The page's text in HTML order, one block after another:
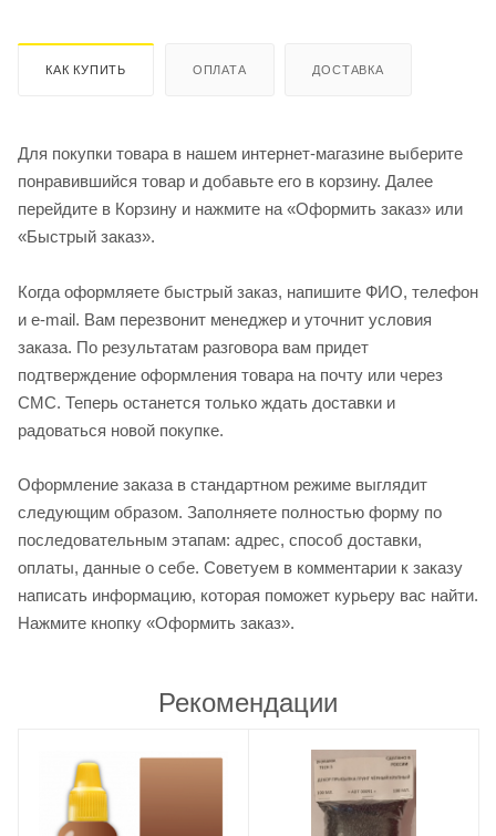
КАК КУПИТЬ ОПЛАТА ДОСТАВКА
Для покупки товара в нашем интернет-магазине выберите
понравившийся товар и добавьте его в корзину. Далее
перейдите в Корзину и нажмите на «Оформить заказ» или
«Быстрый заказ».
Когда оформляете быстрый заказ, напишите ФИО, телефон
и e-mail. Вам перезвонит менеджер и уточнит условия
заказа. По результатам разговора вам придет
подтверждение оформления товара на почту или через
СМС. Теперь останется только ждать доставки и
радоваться новой покупке.
Оформление заказа в стандартном режиме выглядит
следующим образом. Заполняете полностью форму по
последовательным этапам: адрес, способ доставки,
оплаты, данные о себе. Советуем в комментарии к заказу
написать информацию, которая поможет курьеру вас найти.
Нажмите кнопку «Оформить заказ».
Рекомендации